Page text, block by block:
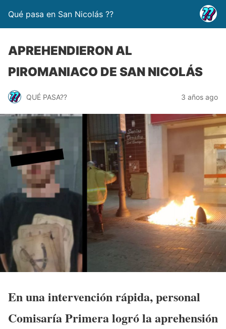
Qué pasa en San Nicolás ??
APREHENDIERON AL
PIROMANIACO DE SAN NICOLÁS
QUÉ PASA?? 3 años ago
En una intervención rápida, personal
Comisaría Primera logró la aprehensión